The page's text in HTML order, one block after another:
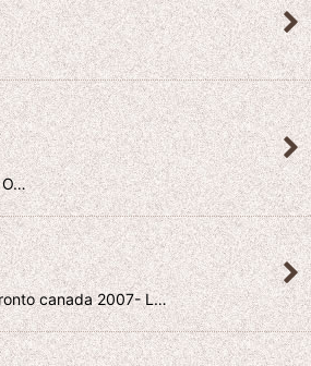
O…
canada 2007- L…